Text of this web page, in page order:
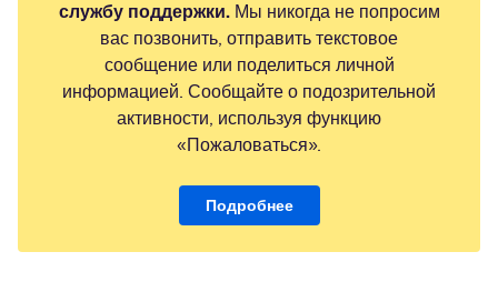
службу поддержки.Мы никогда не попросим
вас позвонить, отправить текстовое
сообщение или поделиться личной
информацией. Сообщайте о подозрительной
активности, используя функцию
«Пожаловаться».
Подробнее